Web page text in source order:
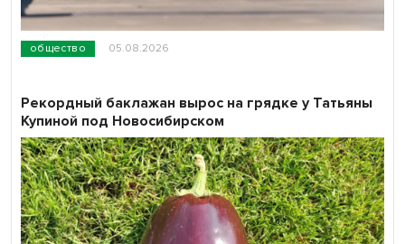
общество 05.08.2026
Рекордный баклажан вырос на грядке у Татьяны
Купиной под Новосибирском